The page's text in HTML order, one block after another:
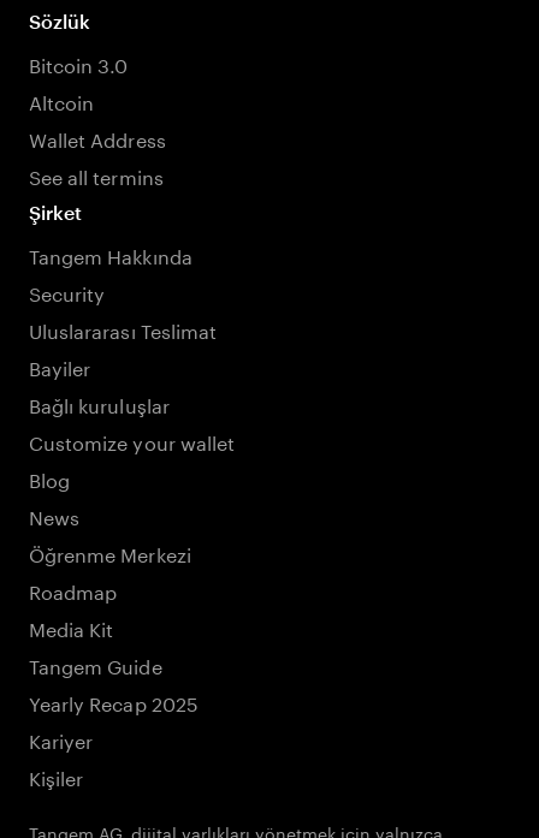
Sözlük
Bitcoin 3.0
Altcoin
Wallet Address
See all termins
Şirket
Tangem Hakkında
Security
Uluslararası Teslimat
Bayiler
Bağlı kuruluşlar
Customize your wallet
Blog
News
Öğrenme Merkezi
Roadmap
Media Kit
Tangem Guide
Yearly Recap 2025
Kariyer
Kişiler
Tangem AG, dijital varlıkları yönetmek için yalnızca